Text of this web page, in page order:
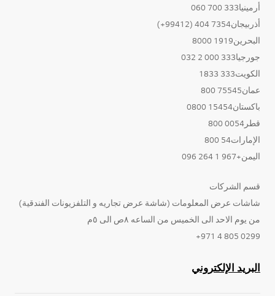
أرمينيا333 700 060
أذربيجان7354 404 (99412+)
البحرين1919 8000
جورجيا333 000 2 032
الكويت333 1833
عمان75545 800
باكستان15454 0800
قطر0054 800
الإمارات54 800
اليمن+967 1 264 096
قسم الشركات
شاشات عرض المعلومات (شاشة عرض تجاريه و التلفزيونات الفندقية)
من يوم الاحد الى الخميس من الساعه ٨ص الى ٥م
0299 805 4 971+
البريد الإلكتروني